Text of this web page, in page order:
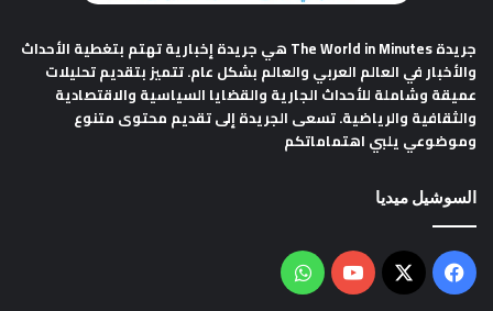
جريدة The World in Minutes
هي جريدة إخبارية تهتم بتغطية الأحداث
والأخبار في العالم العربي والعالم بشكل عام. تتميز بتقديم تحليلات
عميقة وشاملة للأحداث الجارية والقضايا السياسية والاقتصادية
والثقافية والرياضية. تسعى الجريدة إلى تقديم محتوى متنوع
وموضوعي يلبي اهتماماتكم
السوشيل ميديا
فيسبوك
‫X
‫YouTubeواتساب